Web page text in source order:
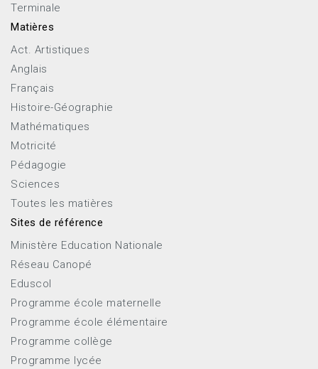
Terminale
Matières
Act. Artistiques
Anglais
Français
Histoire-Géographie
Mathématiques
Motricité
Pédagogie
Sciences
Toutes les matières
Sites de référence
Ministère Education Nationale
Réseau Canopé
Eduscol
Programme école maternelle
Programme école élémentaire
Programme collège
Programme lycée